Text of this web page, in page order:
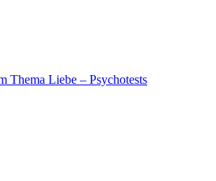
Thema Liebe – Psychotests